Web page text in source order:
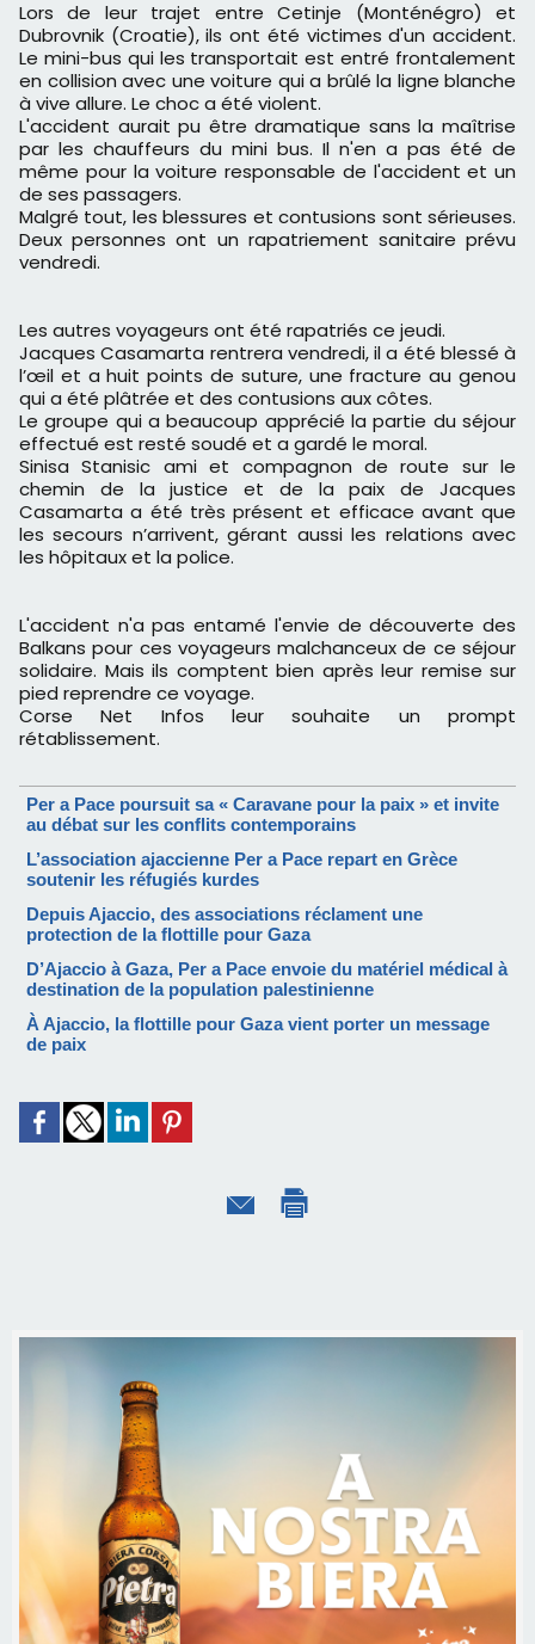
Lors de leur trajet entre Cetinje (Monténégro) et
Dubrovnik (Croatie), ils ont été victimes d'un accident.
Le mini-bus qui les transportait est entré frontalement
en collision avec une voiture qui a brûlé la ligne blanche
à vive allure. Le choc a été violent.
L'accident aurait pu être dramatique sans la maîtrise
par les chauffeurs du mini bus. Il n'en a pas été de
même pour la voiture responsable de l'accident et un
de ses passagers.
Malgré tout, les blessures et contusions sont sérieuses.
Deux personnes ont un rapatriement sanitaire prévu
vendredi.
Les autres voyageurs ont été rapatriés ce jeudi.
Jacques Casamarta rentrera vendredi, il a été blessé à
l’œil et a huit points de suture, une fracture au genou
qui a été plâtrée et des contusions aux côtes.
Le groupe qui a beaucoup apprécié la partie du séjour
effectué est resté soudé et a gardé le moral.
Sinisa Stanisic ami et compagnon de route sur le
chemin de la justice et de la paix de Jacques
Casamarta a été très présent et efficace avant que
les secours n’arrivent, gérant aussi les relations avec
les hôpitaux et la police.
L'accident n'a pas entamé l'envie de découverte des
Balkans pour ces voyageurs malchanceux de ce séjour
solidaire. Mais ils comptent bien après leur remise sur
pied reprendre ce voyage.
Corse Net Infos leur souhaite un prompt
rétablissement.
Per a Pace poursuit sa « Caravane pour la paix » et invite
au débat sur les conflits contemporains
L’association ajaccienne Per a Pace repart en Grèce
soutenir les réfugiés kurdes
Depuis Ajaccio, des associations réclament une
protection de la flottille pour Gaza
D’Ajaccio à Gaza, Per a Pace envoie du matériel médical à
destination de la population palestinienne
À Ajaccio, la flottille pour Gaza vient porter un message
de paix